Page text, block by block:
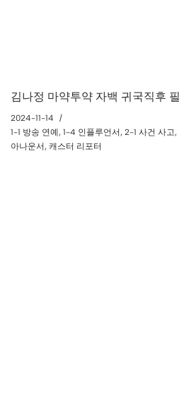
김나정 마약투약 자백 귀국직후
2024-11-14
1-1 방송 연예, 1-4 인플루언서, 2-1 사건 사고,
아나운서, 캐스터 리포터